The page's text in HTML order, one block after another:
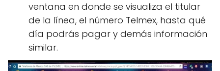
ventana en donde se visualiza el titular
de la línea, el número Telmex, hasta qué
día podrás pagar y demás información
similar.